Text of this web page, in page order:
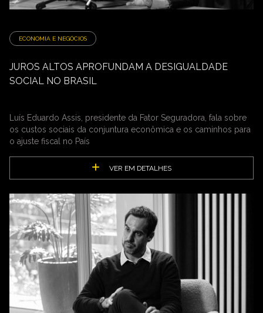
ECONOMIA E NEGÓCIOS
JUROS ALTOS APROFUNDAM A DESIGUALDADE
SOCIAL NO BRASIL
Luís Eduardo Assis, presidente da Fator Seguradora, fala sobre
os custos sociais da conjuntura econômica e os caminhos para
o ajuste fiscal no País
VER EM DETALHES